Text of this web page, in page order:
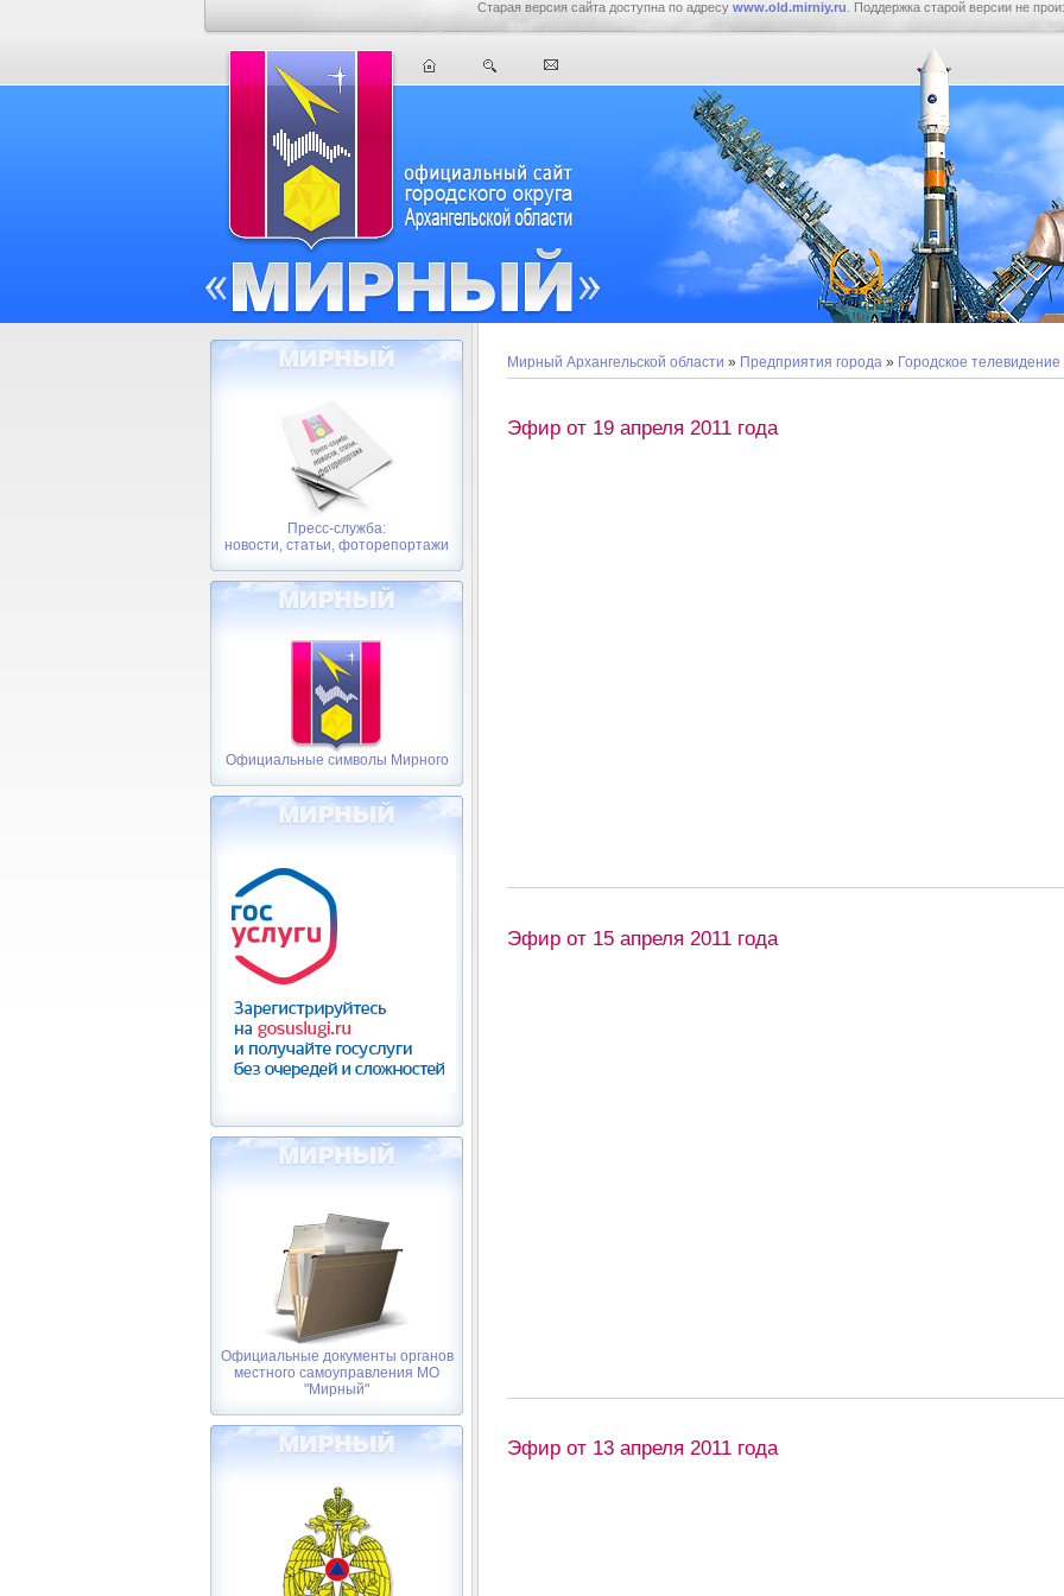
Старая версия сайта доступна по адресу www.old.mirniy.ru . Поддержка старой версии не
Пресс-служба:
новости, статьи, фоторепортажи
Официальные символы Мирного
Официальные документы органов
местного самоуправления МО
"Мирный"
Мирный Архангельской области » Предприятия города » Городское телевидение
Эфир от 19 апреля 2011 года
Эфир от 15 апреля 2011 года
Эфир от 13 апреля 2011 года